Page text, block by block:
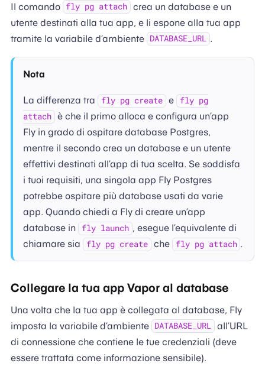
Il comando fly pg attach crea un database e un
utente destinati alla tua app, e li espone alla tua app
tramite la variabile d’ambiente DATABASE_URL .
Nota
La differenza tra fly pg create e
fly pg
attach è che il primo alloca e configura un’app
Fly in grado di ospitare database Postgres,
mentre il secondo crea un database e un utente
effettivi destinati all’app di tua scelta. Se soddisfa
i tuoi requisiti, una singola app Fly Postgres
potrebbe ospitare più database usati da varie
app. Quando chiedi a Fly di creare un’app
database in
fly launch , esegue l’equivalente di
chiamare sia
fly pg create che fly pg attach .
Collegare la tua app Vapor al database
Una volta che la tua app è collegata al database, Fly
imposta la variabile d’ambiente DATABASE_URL all’URL
di connessione che contiene le tue credenziali (deve
essere trattata come informazione sensibile).